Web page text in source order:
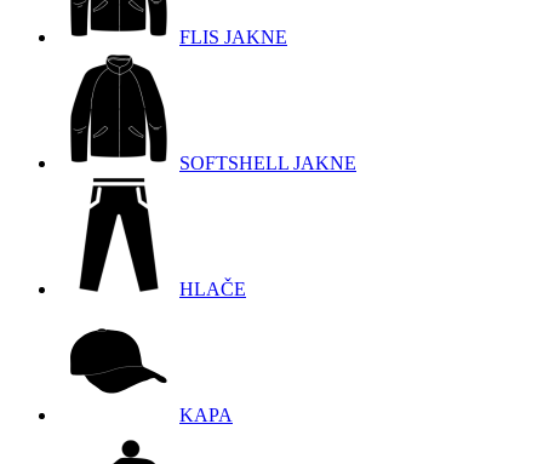
FLIS JAKNE
SOFTSHELL JAKNE
HLAČE
KAPA